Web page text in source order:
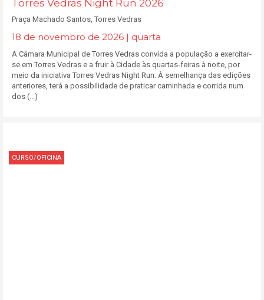
Torres Vedras Night Run 2026
Praça Machado Santos, Torres Vedras
18 de novembro de 2026 | quarta
A Câmara Municipal de Torres Vedras convida a população a exercitar-
se em Torres Vedras e a fruir à Cidade às quartas-feiras à noite, por
meio da iniciativa Torres Vedras Night Run. À semelhança das edições
anteriores, terá a possibilidade de praticar caminhada e corrida num
dos (...)
CURSO/OFICINA